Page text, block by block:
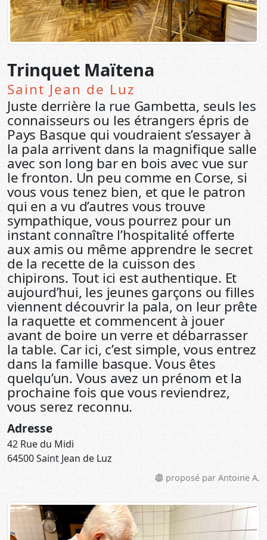
Trinquet Maïtena
Saint Jean de Luz
Juste derrière la rue Gambetta, seuls les
connaisseurs ou les étrangers épris de
Pays Basque qui voudraient s’essayer à
la pala arrivent dans la magnifique salle
avec son long bar en bois avec vue sur
le fronton. Un peu comme en Corse, si
vous vous tenez bien, et que le patron
qui en a vu d’autres vous trouve
sympathique, vous pourrez pour un
instant connaître l’hospitalité offerte
aux amis ou même apprendre le secret
de la recette de la cuisson des
chipirons. Tout ici est authentique. Et
aujourd’hui, les jeunes garçons ou filles
viennent découvrir la pala, on leur prête
la raquette et commencent à jouer
avant de boire un verre et débarrasser
la table. Car ici, c’est simple, vous entrez
dans la famille basque. Vous êtes
quelqu’un. Vous avez un prénom et la
prochaine fois que vous reviendrez,
vous serez reconnu.
Adresse
42 Rue du Midi
64500 Saint Jean de Luz
proposé par Antoine A.